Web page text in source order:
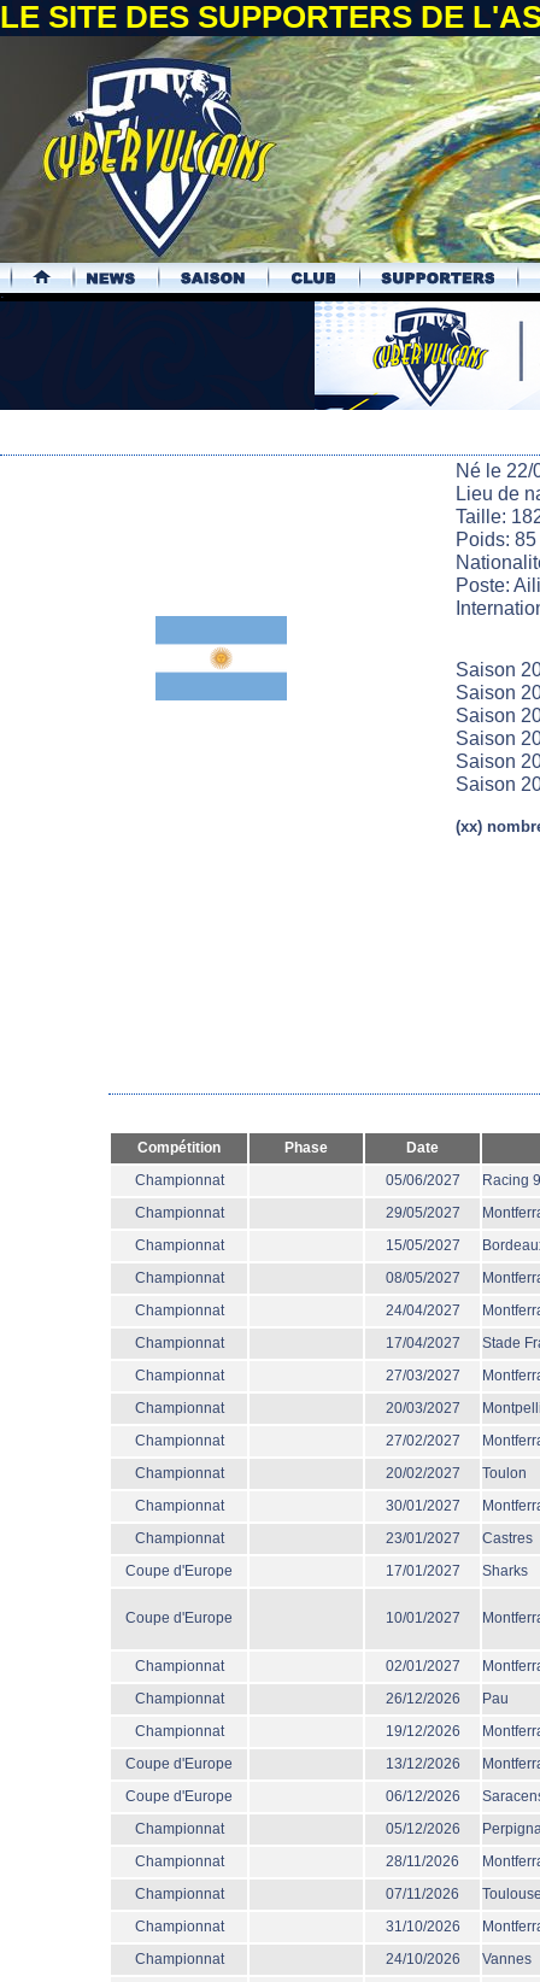
LE SITE DES SUPPORTERS DE
.
Né le 22/
Lieu de
Taille:
Poids:
Poste:
Saison
Saison
Saison
Saison
Saison
Saison
(xx)
Compétition Phase
Date
Championnat
05/06/2027
Racing
Championnat
29/05/2027
Championnat
15/05/2027
Championnat
08/05/2027
Championnat
24/04/2027
Championnat
17/04/2027
Stade
Championnat
27/03/2027
Championnat
20/03/2027
Championnat
27/02/2027
Championnat
20/02/2027
Toulon
Championnat
30/01/2027
Championnat
23/01/2027
Castres
Coupe d'Europe
17/01/2027 Sharks
Coupe d'Europe 10/01/2027
Championnat 02/01/2027
Championnat
26/12/2026
Pau
Championnat
19/12/2026
Coupe d'Europe
13/12/2026
Coupe d'Europe
06/12/2026
Championnat
05/12/2026
Championnat
28/11/2026
Championnat
07/11/2026
Championnat
31/10/2026
Championnat
24/10/2026
Vannes